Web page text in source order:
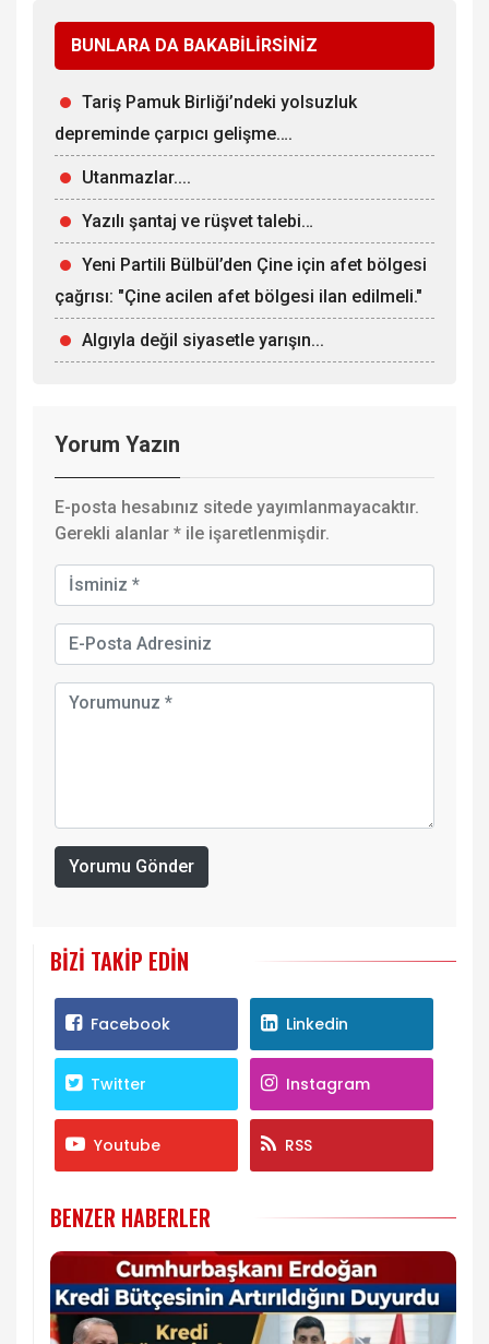
BUNLARA DA BAKABİLİRSİNİZ
Tariş Pamuk Birliği’ndeki yolsuzluk
depreminde çarpıcı gelişme….
Utanmazlar....
Yazılı şantaj ve rüşvet talebi…
Yeni Partili Bülbül’den Çine için afet bölgesi
çağrısı: "Çine acilen afet bölgesi ilan edilmeli."
Algıyla değil siyasetle yarışın...
Yorum Yazın
E-posta hesabınız sitede yayımlanmayacaktır.
Gerekli alanlar * ile işaretlenmişdir.
Yorumu Gönder
BIZI TAKIP EDIN
Facebook Linkedin
Twitter Instagram
Youtube RSS
BENZER HABERLER